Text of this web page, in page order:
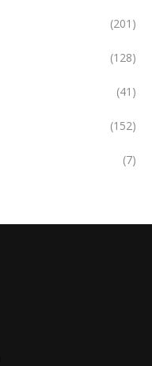
(201)
(128)
(41)
(152)
(7)